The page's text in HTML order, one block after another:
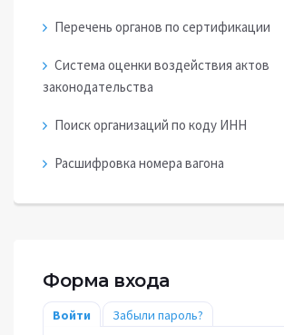
Перечень органов по сертификации
Система оценки воздействия актов
законодательства
Поиск организаций по коду ИНН
Расшифровка номера вагона
Форма входа
Войти Забыли пароль?